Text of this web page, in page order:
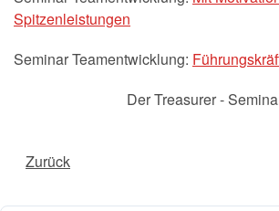
Spitzenleistungen
Seminar Teamentwicklung:
Der Treasurer -
Zurück